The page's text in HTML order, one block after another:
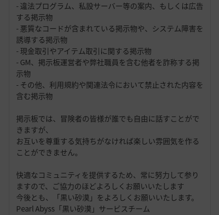
- 違法プログラム、私設サーバー等の案内、もしくは広告
する掲示物
- 悪質なコードが含まれている掲示物や、システム障害を
誘導する掲示物
- 現金取引やアイテム取引に関する掲示物
- GM、掲示板運営者や弊社職員を含む他者を詐称する掲
示物
- その他、利用規約や関連法令において禁止された内容を
含む掲示物
掲示板では、冒険者の皆様が誰でも自由に話すことがで
きますが、
お互いを尊重する気持ちがなければ楽しい雰囲気を作る
ことができません。
快適なコミュニティを提供するため、常に努力して参り
ますので、ご協力のほどよろしくお願いいたします
今後とも、「黒い砂漠」をよろしくお願いいたします。
Pearl Abyss「黒い砂漠」サービスチーム